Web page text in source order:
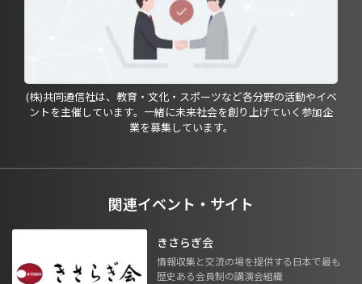
(株)共同通信社は、教育・文化・スポーツなど各分野の活動やイベ
ントを主催しています。一緒に未来社会を創り上げていく参加企
業を募集しています。
関連イベント・サイト
きさらぎ会
情報収集と交流の場を提供する日本で最も
歴史ある会員制の講演会組織